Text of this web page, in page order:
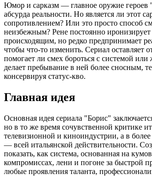
Юмор и сарказм — главное оружие героев
абсурда реальности. Но является ли этот
сопротивлением? Или это просто способ
неизбежным? Рене постоянно иронизирует
происходящим, но редко предпринимает
чтобы что-то изменить. Сериал оставляет
помогает ли смех бороться с системой или
делает пребывание в ней более сносным,
консервируя статус-кво.
Главная идея
Основная идея сериала "Борис"
но в то же время сочувственной критике
телевизионной и киноиндустрии, а в
— всей итальянской действительности.
показать, как система, основанная на
компромиссах, лени и погоне за быстрой
любые проявления таланта,